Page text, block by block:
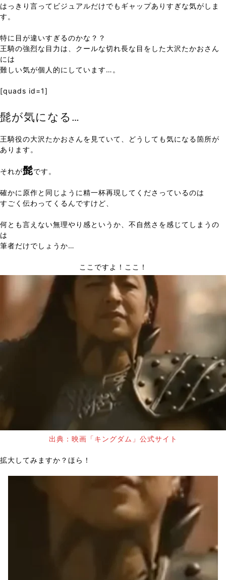
はっきり言ってビジュアルだけでもギャップありすぎな気がしま
す。
特に目が違いすぎるのかな？？
王騎の強烈な目力は、クールな切れ長な目をした大沢たかおさん
には
難しい気が個人的にしています…。
[quads id=1]
髭が気になる…
王騎役の大沢たかおさんを見ていて、どうしても気になる箇所が
あります。
それが髭です。
確かに原作と同じように精一杯再現してくださっているのは
すごく伝わってくるんですけど、
何とも言えない無理やり感というか、不自然さを感じてしまうの
は
筆者だけでしょうか…
ここですよ！ここ！
出典：映画「キングダム」公式サイト
拡大してみますか？ほら！